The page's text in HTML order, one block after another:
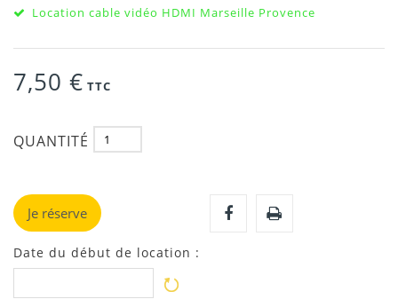
Location cable vidéo HDMI Marseille Provence
7,50 € TTC
QUANTITÉ
Je réserve
Date du début de location :